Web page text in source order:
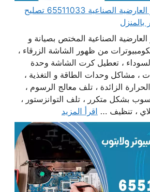
مهندس كمبيوتر العارضية الصناعية 65511033 تصليح
بالمنزل
الصناعية المختص بصيانة و
من ظهور الشاشة الزرقاء ،
، تعطيل كرت الشاشة وحدة
، مشاكل وحدات الطاقة و التغذية ،
الزائدة ، تلف معالج الرسوم ،
بشكل متكرر ، تلف التوانزستور ،
، تنظيف ... اقرأ المزيد